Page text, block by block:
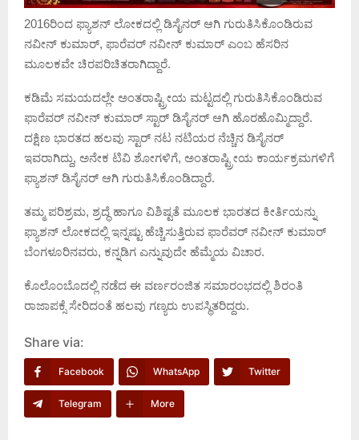
2016ರಿಂದ ಫ್ಯಾಶನ್ ಲೋಕದಲ್ಲಿ ಡಿಸೈನರ್ ಆಗಿ ಗುರುತಿಸಿಕೊಂಡಿರುವ
ನವೀನ್ ಕುಮಾರ್, ಫಾರೆವರ್ ನವೀನ್ ಕುಮಾರ್ ಎಂಬ ಹೆಸರಿನ
ಮೂಲಕವೇ ಚಿರಪರಿಚಿತರಾಗಿದ್ದಾರೆ.
ಕಡಿಮೆ ಸಮಯದಲ್ಲೇ ಅಂತರಾಷ್ಟ್ರೀಯ ಮಟ್ಟದಲ್ಲಿ ಗುರುತಿಸಿಕೊಂಡಿರುವ
ಫಾರೆವರ್ ನವೀನ್ ಕುಮಾರ್ ಸ್ಟಾರ್ ಡಿಸೈನರ್ ಆಗಿ ಹೊರಹೊಮ್ಮಿದ್ದಾರೆ.
ದಕ್ಷಿಣ ಭಾರತದ ಹಲವು ಸ್ಟಾರ್ ನಟ ನಟಿಯರ ನೆಚ್ಚಿನ ಡಿಸೈನರ್
ಇವರಾಗಿದ್ದು, ಅನೇಕ ಟಿವಿ ಶೋಗಳಿಗೆ, ಅಂತರಾಷ್ಟ್ರೀಯ ಕಾರ್ಯಕ್ರಮಗಳಿಗೆ
ಫ್ಯಾಶನ್ ಡಿಸೈನರ್ ಆಗಿ ಗುರುತಿಸಿಕೊಂಡಿದ್ದಾರೆ.
ತಮ್ಮ ಪರಿಶ್ರಮ, ಶ್ರದ್ಧೆ ಹಾಗೂ ವಿಶಿಷ್ಟತೆ ಮೂಲಕ ಭಾರತದ ಕೀರ್ತಿಯನ್ನು
ಫ್ಯಾಶನ್ ಲೋಕದಲ್ಲಿ ಇನ್ನಷ್ಟು ಹೆಚ್ಚಿಸುತ್ತಿರುವ ಫಾರೆವರ್ ನವೀನ್ ಕುಮಾರ್
ಬೆಂಗಳೂರಿನವರು, ಕನ್ನಡಿಗ ಎನ್ನುವುದೇ ಹೆಮ್ಮೆಯ ವಿಚಾರ.
ಕೊಲೊಂಬೊದಲ್ಲಿ ನಡೆದ ಈ ವರ್ಣರಂಜಿತ ಸಮಾರಂಭದಲ್ಲಿ ಶಿರಂತಿ
ರಾಜಾಪಕ್ಸೆ ಸೇರಿದಂತೆ ಹಲವು ಗಣ್ಯರು ಉಪಸ್ಥಿತರಿದ್ದರು.
Share via:
Facebook WhatsApp Twitter
Telegram More